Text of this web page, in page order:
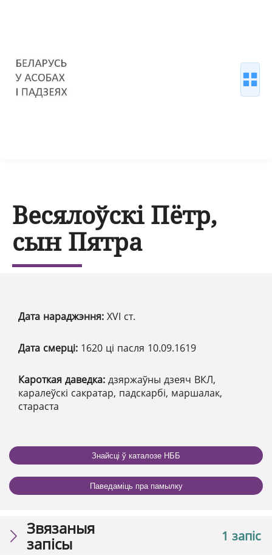
Весялоўскі Пётр,
сын Пятра
Дата нараджэння: XVI ст.
Дата смерці: 1620 ці пасля 10.09.1619
Кароткая даведка: дзяржаўны дзеяч ВКЛ,
каралеўскі сакратар, падскарбі, маршалак,
стараста
Знайсці ў каталозе НББ
Паведаміць пра памылку
1 запіс
Звязаныя
запісы